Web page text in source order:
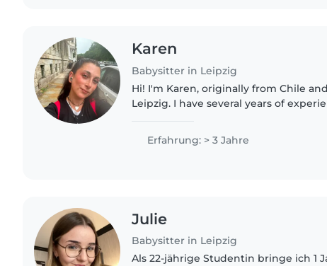
Karen
Babysitter in Leipzig
Hi! I'm Karen, originally from Chile
Leipzig. I have several years of
Erfahrung: > 3 Jahre
Julie
Babysitter in Leipzig
Als 22-jährige Studentin bringe ich 1